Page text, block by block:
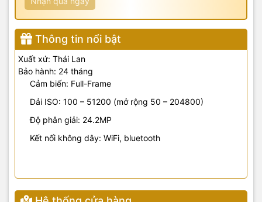
Thông tin nổi bật
Xuất xứ: Thái Lan
Bảo hành: 24 tháng
Cảm biến: Full-Frame
Dải ISO: 100 – 51200 (mở rộng 50 – 204800)
Độ phân giải: 24.2MP
Kết nối không dây: WiFi, bluetooth